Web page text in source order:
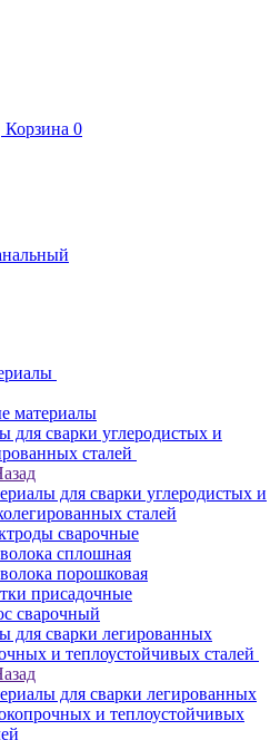
Корзина 0
материалы
для сварки углеродистых и
сталей
для сварки углеродистых и
сталей
сварочные
сплошная
порошковая
присадочные
сварочный
для сварки легированных
и теплоустойчивых сталей
для сварки легированных
и теплоустойчивых